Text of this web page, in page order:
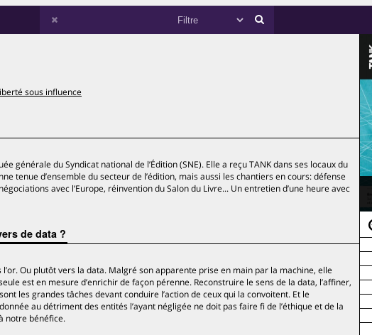
sous influence
générale du Syndicat national de l’Édition (SNE). Elle a reçu TANK dans ses locaux du
tenue d’ensemble du secteur de l’édition, mais aussi les chantiers en cours: défense
avec l’Europe, réinvention du Salon du Livre... Un entretien d’une heure avec
de data ?
Ou plutôt vers la data. Malgré son apparente prise en main par la machine, elle
est en mesure d’enrichir de façon pérenne. Reconstruire le sens de la data, l’affiner,
les grandes tâches devant conduire l’action de ceux qui la convoitent. Et le
au détriment des entités l’ayant négligée ne doit pas faire fi de l’éthique et de la
notre bénéfice.